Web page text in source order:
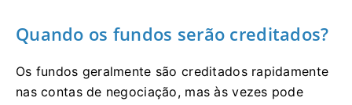
Quando os fundos serão creditados?
Os fundos geralmente são creditados rapidamente
nas contas de negociação, mas às vezes pode